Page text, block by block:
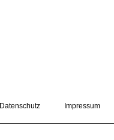
Datenschutz Impressum